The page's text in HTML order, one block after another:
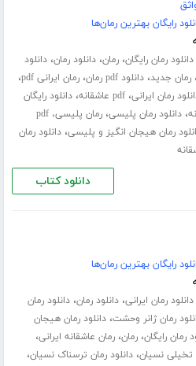
رایگان بهترین رمان‌ها
دانلود رمان رایگان،رمان،دانلود رمان،دانلود
،رمان جدید،دانلود pdf رمان ،رمان ایرانی pdf ،
رمان ایرانی،pdf عاشقانه ،دانلود رایگان
،دانلود رمان پلیسی،
رمان پلیسی، pdf
رمان هیجان انگیز و پلیسی،دانلود رمان
دانلود کتاب
رایگان بهترین رمان‌ها
دانلود رمان ایرانی،دانلود رمان،دانلود رمان
رمان ژانر وحشت،دانلود رمان هیجان
رمان رایگان،رمان،رمان عاشقانه ایرانی،
تخیلی نسیان،دانلود رمان ترسناک نسیان،